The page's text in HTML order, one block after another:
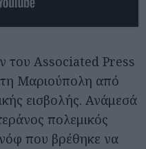
του Associated Press
Μαριούπολη από
εισβολής. Ανάμεσά
πολεμικός
που βρέθηκε να